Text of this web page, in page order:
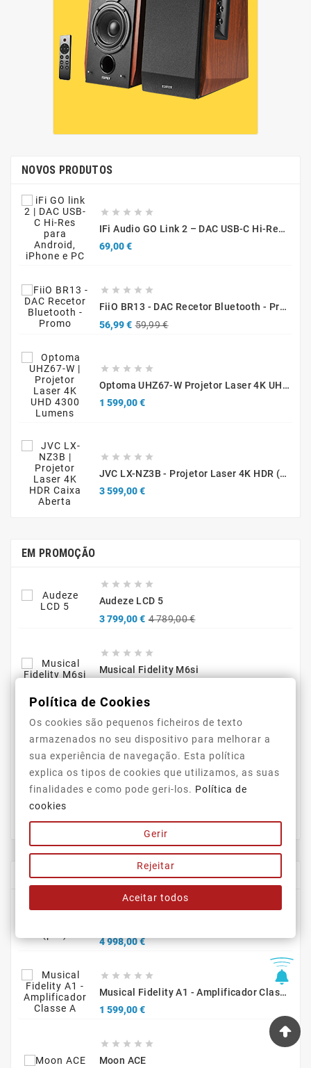
NOVOS PRODUTOS
    
IFi Audio GO Link 2 – DAC USB-C Hi-Res Portátil Para Smartphones, Tablets E Computadores
69,00 €Preço
    
FiiO BR13 - DAC Recetor Bluetooth - Promo
56,99 € 59,99 €
    
Optoma UHZ67-W Projetor Laser 4K UHD 4300 Lúmenes Branco
1 599,00 €Preço
    
JVC LX-NZ3B - Projetor Laser 4K HDR (Caixa Aberta / Demonstração)
3 599,00 €Preço
EM PROMOÇÃO
    
Audeze LCD 5
3 799,00 € 4 789,00 €
    
Musical Fidelity M6si

1 598,00 € 2 090,00 € Preço
normal
Preço
  
1 399,00 € 1 799,00 € Preço
Preço
EM DESTAQUE
4 998,00 €Preço
    
Musical Fidelity A1 - Amplificador Classe A
1 599,00 €Preço
    
Moon ACE
Política de Cookies
Os cookies são pequenos ficheiros de texto
armazenados no seu dispositivo para melhorar a
sua experiência de navegação. Esta política
explica os tipos de cookies que utilizamos, as suas
finalidades e como pode geri-los. Política de
cookies
Gerir
Rejeitar
Aceitar todos